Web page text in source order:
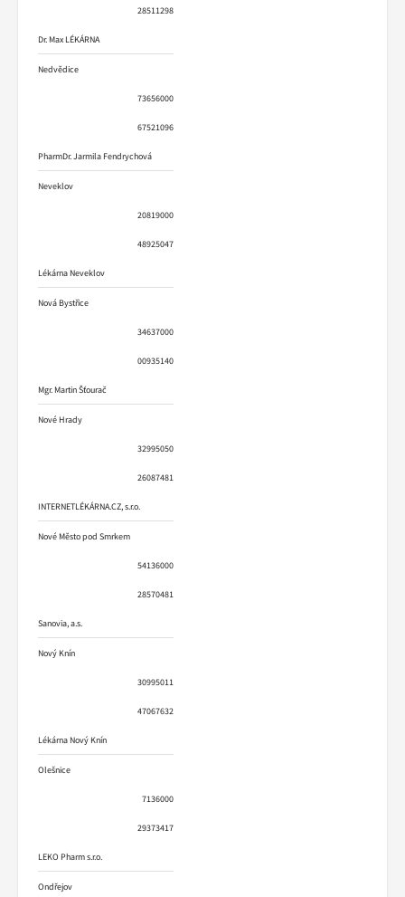
28511298
Dr. Max LÉKÁRNA
Nedvědice
73656000
67521096
PharmDr. Jarmila Fendrychová
Neveklov
20819000
48925047
Lékárna Neveklov
Nová Bystřice
34637000
00935140
Mgr. Martin Šťourač
Nové Hrady
32995050
26087481
INTERNETLÉKÁRNA.CZ, s.r.o.
Nové Město pod Smrkem
54136000
28570481
Sanovia, a.s.
Nový Knín
30995011
47067632
Lékárna Nový Knín
Olešnice
7136000
29373417
LEKO Pharm s.r.o.
Ondřejov